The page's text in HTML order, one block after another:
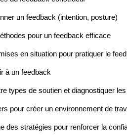
un feedback (intention, posture)
pour un feedback efficace
en situation pour pratiquer le
à un feedback
types de soutien et diagnostiquer
pour créer un environnement de
des stratégies pour renforcer la